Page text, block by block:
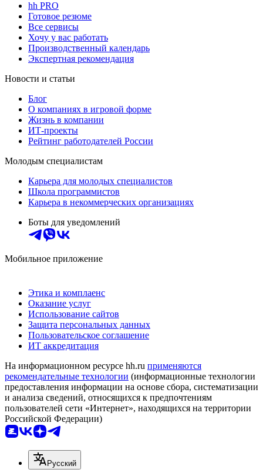
hh PRO
Готовое резюме
Все сервисы
Хочу у вас работать
Производственный календарь
Экспертная рекомендация
Новости и статьи
Блог
О компаниях в игровой форме
Жизнь в компании
ИТ-проекты
Рейтинг работодателей России
Молодым специалистам
Карьера для молодых специалистов
Школа программистов
Карьера в некоммерческих организациях
Боты для уведомлений
Мобильное приложение
Этика и комплаенс
Оказание услуг
Использование сайтов
Защита персональных данных
Пользовательское соглашение
ИТ аккредитация
На информационном ресурсе hh.ru применяются
рекомендательные технологии (информационные технологии
предоставления информации на основе сбора, систематизации
и анализа сведений, относящихся к предпочтениям
пользователей сети «Интернет», находящихся на территории
Российской Федерации)
Русский